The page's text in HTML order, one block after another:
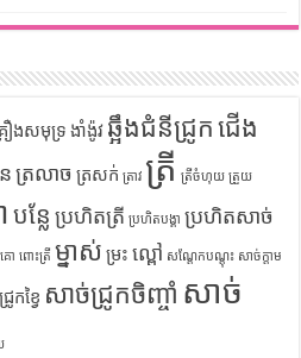
ឿងសមុទ្រ ងាំង៉ូវ ឆ្អឹងជំនីជ្រូក ជើង
ត្រលាច ត្រសក់ ត្រាវ ត្រី ត្រីចំហុយ ត្រួយ
បន្លែ ប្រហិតត្រី ប្រហិតបង្គា ប្រហិតសាច់
ោ ពោះត្រី ម្នាស់ ម្រះ ល្ពៅ សណ្តែកបណ្តុះ សាច់ក្តាម
កខ្វៃ សាច់ជ្រូកចិញ្ចាំ សាច់